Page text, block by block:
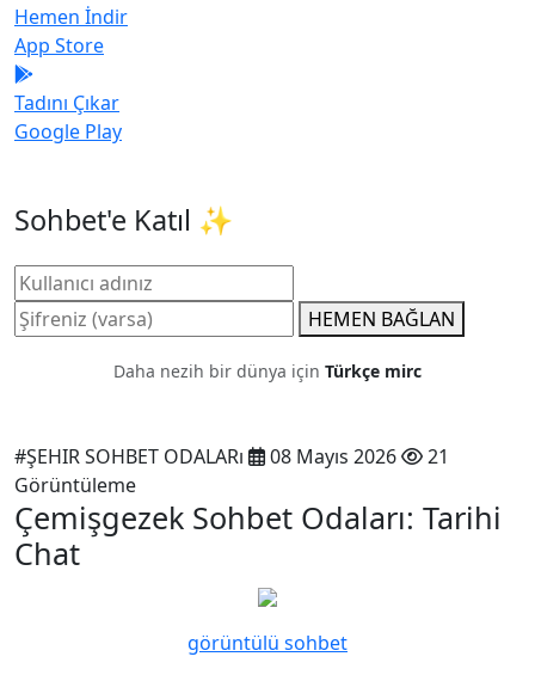
Sohbet'e Katıl ✨
HEMEN BAĞLAN
Daha nezih bir dünya için Türkçe mirc
Hemen İndir
App Store
Tadını Çıkar
Google Play
#ŞEHIR SOHBET ODALARı 08 Mayıs 2026
21
Görüntüleme
Çemişgezek Sohbet Odaları: Tarihi
Chat
görüntülü sohbet